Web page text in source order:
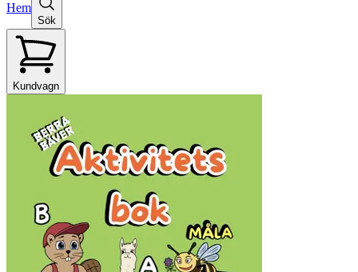
Hem
Sök
Kundvagn